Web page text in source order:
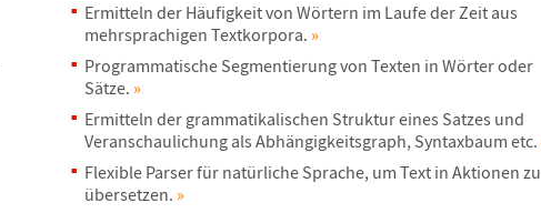
Ermitteln der Häufigkeit von Wörtern im Laufe der Zeit aus
mehrsprachigen Textkorpora. »
Programmatische Segmentierung von Texten in Wörter oder
Sätze. »
Ermitteln der grammatikalischen Struktur eines Satzes und
Veranschaulichung als Abhängigkeitsgraph, Syntaxbaum etc.
Flexible Parser für natürliche Sprache, um Text in Aktionen zu
übersetzen. »